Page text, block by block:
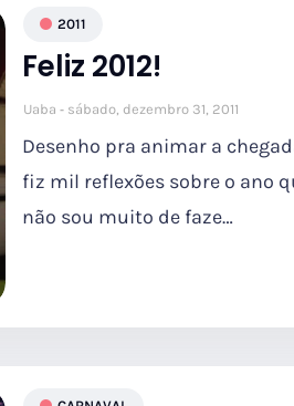
2011
Feliz 2012!
Uaba sábado, dezembro 31, 2011
Desenho pra animar a
fiz mil reflexões sobre o ano
não sou muito de faze…